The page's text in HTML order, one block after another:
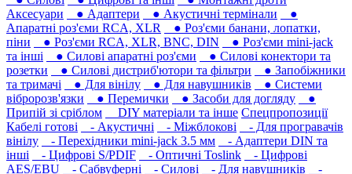
Аксесуари
● Адаптери ● Акустичні термінали
●
Апаратні роз'єми RCA, XLR
● Роз'єми банани, лопатки,
піни
● Роз'єми RCA, XLR, BNC, DIN
● Роз'єми mini-jack
та інші
● Силові апаратні роз'єми
● Силові конектори та
розетки
● Силові дистриб'ютори та фільтри
● Запобіжники
та тримачі
● Для вінілу ● Для навушників‎
● Системи
вібророзв'язки
● Перемички ● Засоби для догляду
●
Припій зі сріблом
DIY матеріали та інше Спецпропозиції
Кабелі готові
- Акустичні - Міжблокові
- Для програвачів
вінілу
- Перехідники mini-jack 3.5 мм
- Адаптери DIN та
інші
- Цифрові S/PDIF - Оптичні Toslink
- Цифрові
AES/EBU
- Сабвуферні - Силові - Для навушників‎
-